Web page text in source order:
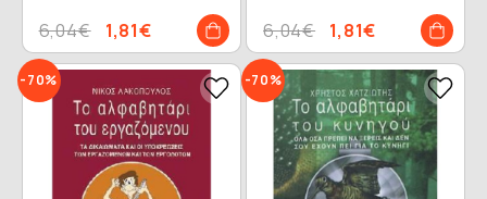
1,81€
6,04€ 1,81€
6,04€
-70% -70%